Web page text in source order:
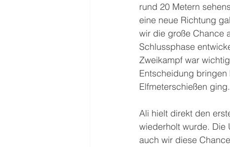
rund 20 Metern
eine neue Richtung
wir die große Chance
Schlussphase
Zweikampf war
Entscheidung bringen
Elfmeterschießen ging.
Ali hielt direkt den
wiederholt wurde. Die
auch wir diese